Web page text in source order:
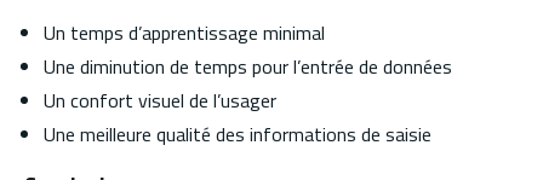
Un temps d’apprentissage minimal
Une diminution de temps pour l’entrée de données
Un confort visuel de l’usager
Une meilleure qualité des informations de saisie